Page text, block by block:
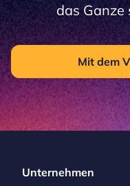
das Ganze
Mit dem
Unternehmen